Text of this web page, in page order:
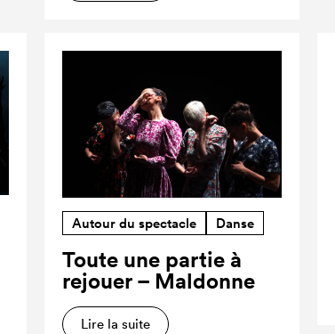
Autour du spectacle Danse
Toute une partie à
rejouer – Maldonne
Lire la suite